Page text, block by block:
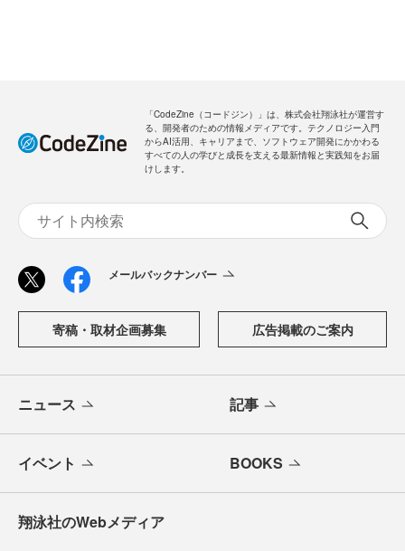
「CodeZine（コードジン）」は、株式会社翔泳社が運営す
る、開発者のための情報メディアです。テクノロジー入門
からAI活用、キャリアまで、ソフトウェア開発にかかわる
すべての人の学びと成長を支える最新情報と実践知をお届
けします。
メールバックナンバー
寄稿・取材企画募集 広告掲載のご案内
ニュース 記事
イベント BOOKS
翔泳社のWebメディア